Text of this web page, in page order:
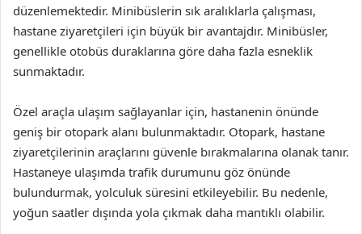
düzenlemektedir. Minibüslerin sık aralıklarla çalışması,
hastane ziyaretçileri için büyük bir avantajdır. Minibüsler,
genellikle otobüs duraklarına göre daha fazla esneklik
sunmaktadır.
Özel araçla ulaşım sağlayanlar için, hastanenin önünde
geniş bir otopark alanı bulunmaktadır. Otopark, hastane
ziyaretçilerinin araçlarını güvenle bırakmalarına olanak tanır.
Hastaneye ulaşımda trafik durumunu göz önünde
bulundurmak, yolculuk süresini etkileyebilir. Bu nedenle,
yoğun saatler dışında yola çıkmak daha mantıklı olabilir.